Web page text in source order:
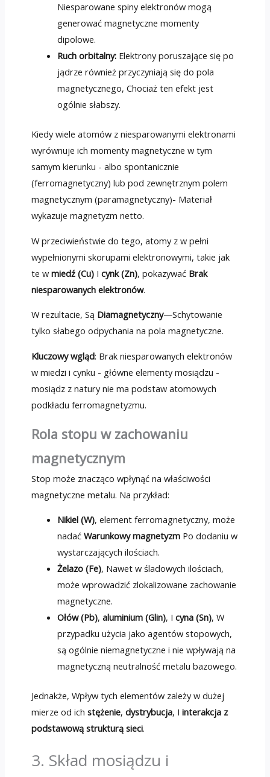
Niesparowane spiny elektronów mogą
generować magnetyczne momenty
dipolowe.
Ruch orbitalny: Elektrony poruszające się po
jądrze również przyczyniają się do pola
magnetycznego, Chociaż ten efekt jest
ogólnie słabszy.
Kiedy wiele atomów z niesparowanymi elektronami
wyrównuje ich momenty magnetyczne w tym
samym kierunku - albo spontanicznie
(ferromagnetyczny) lub pod zewnętrznym polem
magnetycznym (paramagnetyczny)- Materiał
wykazuje magnetyzm netto.
W przeciwieństwie do tego, atomy z w pełni
wypełnionymi skorupami elektronowymi, takie jak
te w miedź (Cu)I cynk (Zn), pokazywać Brak
niesparowanych elektronów.
W rezultacie, Są Diamagnetyczny—Schytowanie
tylko słabego odpychania na pola magnetyczne.
Kluczowy wgląd: Brak niesparowanych elektronów
w miedzi i cynku - główne elementy mosiądzu -
mosiądz z natury nie ma podstaw atomowych
podkładu ferromagnetyzmu.
Rola stopu w zachowaniu
magnetycznym
Stop może znacząco wpłynąć na właściwości
magnetyczne metalu. Na przykład:
Nikiel (W), element ferromagnetyczny, może
nadaćWarunkowy magnetyzm Po dodaniu w
wystarczających ilościach.
Żelazo (Fe), Nawet w śladowych ilościach,
może wprowadzić zlokalizowane zachowanie
magnetyczne.
Ołów (Pb),aluminium (Glin), Icyna (Sn), W
przypadku użycia jako agentów stopowych,
są ogólnie niemagnetyczne i nie wpływają na
magnetyczną neutralność metalu bazowego.
Jednakże, Wpływ tych elementów zależy w dużej
mierze od ich stężenie, dystrybucja, I interakcja z
podstawową strukturą sieci.
3. Skład mosiądzu i